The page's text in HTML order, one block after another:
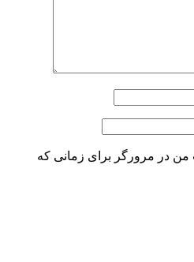
من در مرورگر برای زمانی که